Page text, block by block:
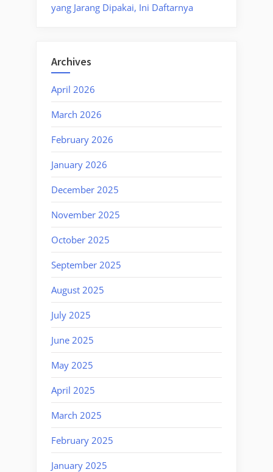
yang Jarang Dipakai, Ini Daftarnya
Archives
April 2026
March 2026
February 2026
January 2026
December 2025
November 2025
October 2025
September 2025
August 2025
July 2025
June 2025
May 2025
April 2025
March 2025
February 2025
January 2025